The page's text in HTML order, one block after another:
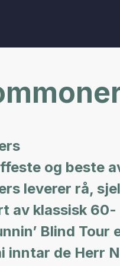
og beste
leverer rå,
av klassisk
Blind
inntar de Herr